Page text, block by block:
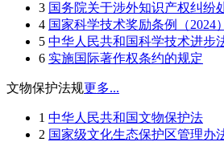
3 国务院关于涉外知识产权纠纷
4 国家科学技术奖励条例（2024）
5 中华人民共和国科学技术进步
6 实施国际著作权条约的规定
文物保护法规更多...
1 中华人民共和国文物保护法
2 国家级文化生态保护区管理办